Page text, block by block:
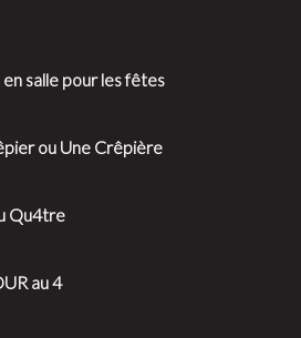
salle pour les fêtes
ou Une Crêpière
Qu4tre
au 4